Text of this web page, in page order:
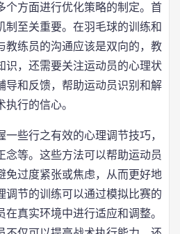
个方面进行优化策略的制定。首
制至关重要。在羽毛球的训练和
教练员的沟通应该是双向的，教
识，还需要关注运动员的心理状
导和反馈，帮助运动员识别和解
行的信心。
些行之有效的心理调节技巧，
念等。这些方法可以帮助运动员
免过度紧张或焦虑，从而更好地
调节的训练可以通过模拟比赛的
真实环境中进行适应和调整。